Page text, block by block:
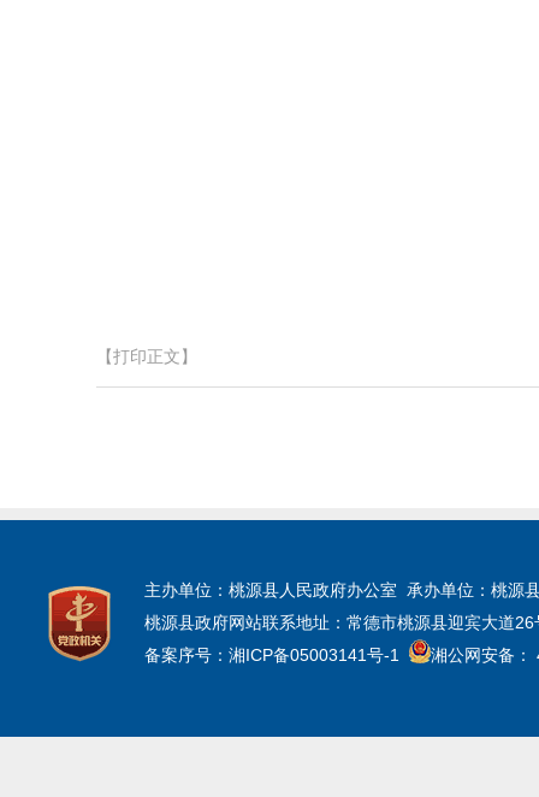
【打印正文】
主办单位：桃源县人民政府办公室 承办单位：桃源
桃源县政府网站联系地址：常德市桃源县迎宾大道
备案序号：湘ICP备05003141号-1
湘公网安备：